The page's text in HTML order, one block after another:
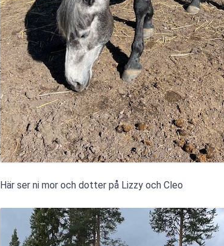
Här ser ni mor och dotter på Lizzy och Cleo